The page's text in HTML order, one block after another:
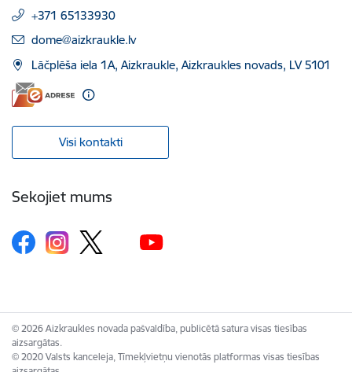
+371 65133930
E-pasts:
dome@aizkraukle.lv
Lāčplēša iela 1A, Aizkraukle, Aizkraukles novads, LV 5101
Visi kontakti
Sekojiet mums
© 2026 Aizkraukles novada pašvaldība, publicētā satura visas tiesības
aizsargātas.
© 2020 Valsts kanceleja, Tīmekļvietņu vienotās platformas visas tiesības